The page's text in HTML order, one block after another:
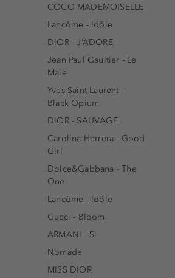
COCO MADEMOISELLE
Lancôme - Idôle
DIOR - J’ADORE
Jean Paul Gaultier - Le
Male
Yves Saint Laurent -
Black Opium
DIOR - SAUVAGE
Carolina Herrera - Good
Girl
Dolce&Gabbana - The
One
Lancôme - Idôle
Gucci - Bloom
ARMANI - Sì
Nomade
MISS DIOR